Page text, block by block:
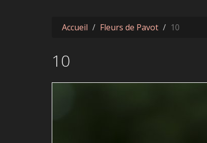
Accueil Fleurs de Pavot 10
10